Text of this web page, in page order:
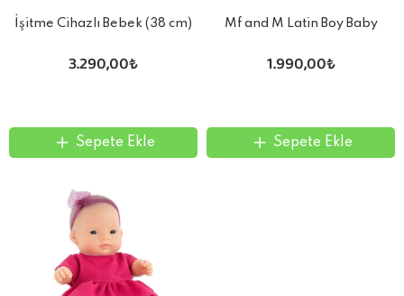
İşitme Cihazlı Bebek (38 cm)
3.290,00₺
Sepete Ekle
Mf and M Latin Boy Baby
1.990,00₺
Sepete Ekle